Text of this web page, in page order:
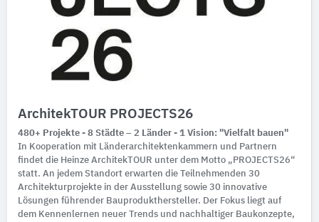
ArchitekTOUR PROJECTS26
480+ Projekte - 8 Städte – 2 Länder - 1 Vision: "Vielfalt bauen"
In Kooperation mit Länderarchitektenkammern und Partnern
findet die Heinze ArchitekTOUR unter dem Motto „PROJECTS26“
statt. An jedem Standort erwarten die Teilnehmenden 30
Architekturprojekte in der Ausstellung sowie 30 innovative
Lösungen führender Bauprodukthersteller. Der Fokus liegt auf
dem Kennenlernen neuer Trends und nachhaltiger Baukonzepte,